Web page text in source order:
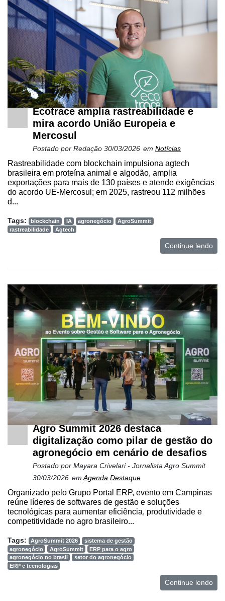
Ecotrace amplia rastreabilidade e
mira acordo União Europeia e
Mercosul
Postado por Redação 30/03/2026 em Notícias
Rastreabilidade com blockchain impulsiona agtech
brasileira em proteína animal e algodão, amplia
exportações para mais de 130 países e atende exigências
do acordo UE-Mercosul; em 2025, rastreou 112 milhões
d...
Tags: blockchain IA agronegócio
AgroSummit
rastreabilidade
Agtech
Continue lendo
Agro Summit 2026 destaca
digitalização como pilar de gestão do
agronegócio em cenário de desafios
Postado por Mayara Crivelari - Jornalista Agro Summit
30/03/2026 em Agenda Destaque
Organizado pelo Grupo Portal ERP, evento em Campinas
reúne líderes de softwares de gestão e soluções
tecnológicas para aumentar eficiência, produtividade e
competitividade no agro brasileiro...
Tags: AgroSummit 2026
sistema de gestão
agronegócio
AgroSummit
ERP para o agro
agronegócio no brasil
setor do agronegócio
ERP e tecnologias
Continue lendo